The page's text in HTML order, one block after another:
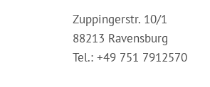
Zuppingerstr. 10/1
88213 Ravensburg
Tel.: +49 751 7912570